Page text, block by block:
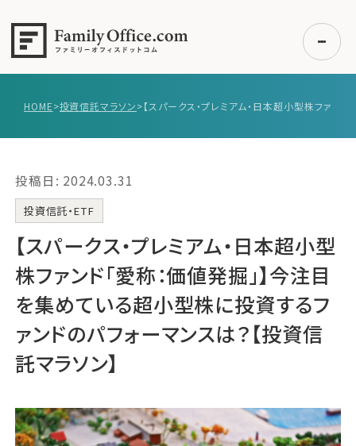
事例紹介
エキスパート一覧
無料講座
コラム
利用者の声
無料ご相談 ログイン
運営会社
ファミリーオフィスとは
HOME>投資信託マラソン>
投稿日: 2024.03.31
投資信託・ETF
【スパークス・プレミアム・日本超小型
株ファンド「愛称：価値発掘」】今注目
を集めている超小型株に投資するフ
ァンドのパフォーマンスは？【投資信
託マラソン】